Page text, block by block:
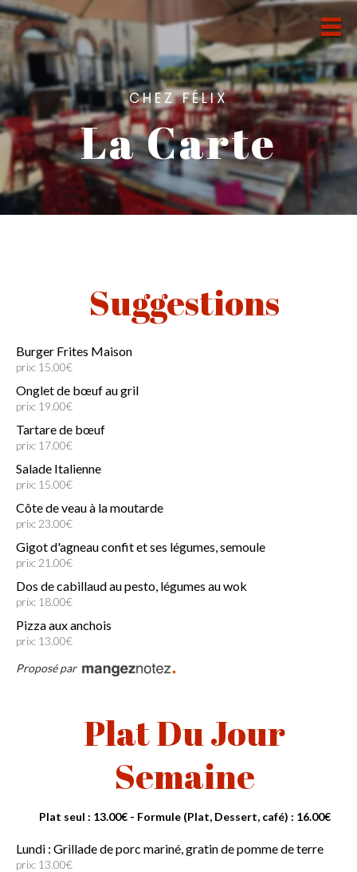
CHEZ FÉLIX
La Carte
Suggestions
Burger Frites Maison
prix: 15.00€
Onglet de bœuf au gril
prix: 19.00€
Tartare de bœuf
prix: 17.00€
Salade Italienne
prix: 15.00€
Côte de veau à la moutarde
prix: 23.00€
Gigot d'agneau confit et ses légumes, semoule
prix: 21.00€
Dos de cabillaud au pesto, légumes au wok
prix: 18.00€
Pizza aux anchois
prix: 13.00€
Proposé par
Plat Du Jour
Semaine
Plat seul : 13.00€ - Formule (Plat, Dessert, café) : 16.00€
Lundi : Grillade de porc mariné, gratin de pomme de terre
prix: 13.00€